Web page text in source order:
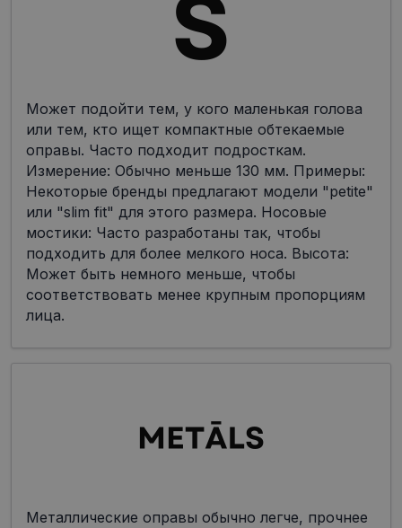
Может подойти тем, у кого маленькая голова
или тем, кто ищет компактные обтекаемые
оправы. Часто подходит подросткам.
Измерение: Обычно меньше 130 мм. Примеры:
Некоторые бренды предлагают модели "petite"
или "slim fit" для этого размера. Носовые
мостики: Часто разработаны так, чтобы
подходить для более мелкого носа. Высота:
Может быть немного меньше, чтобы
соответствовать менее крупным пропорциям
лица.
Металлические оправы обычно легче, прочнее